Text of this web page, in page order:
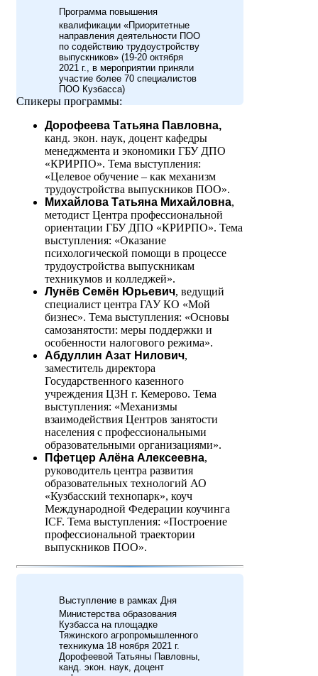
Программа повышения
квалификации «Приоритетные
направления деятельности ПОО
по содействию трудоустройству
выпускников» (19-20 октября
2021 г., в мероприятии приняли
участие более 70 специалистов
ПОО Кузбасса)
Спикеры программы:
Дорофеева Татьяна Павловна,
канд. экон. наук, доцент кафедры
менеджмента и экономики ГБУ ДПО
«КРИРПО». Тема выступления:
«Целевое обучение – как механизм
трудоустройства выпускников ПОО».
Михайлова Татьяна Михайловна,
методист Центра профессиональной
ориентации ГБУ ДПО «КРИРПО». Тема
выступления: «Оказание
психологической помощи в процессе
трудоустройства выпускникам
техникумов и колледжей».
Лунёв Семён Юрьевич, ведущий
специалист центра ГАУ КО «Мой
бизнес». Тема выступления: «Основы
самозанятости: меры поддержки и
особенности налогового режима».
Абдуллин Азат Нилович,
заместитель директора
Государственного казенного
учреждения ЦЗН г. Кемерово. Тема
выступления: «Механизмы
взаимодействия Центров занятости
населения с профессиональными
образовательными организациями».
Пфетцер Алёна Алексеевна,
руководитель центра развития
образовательных технологий АО
«Кузбасский технопарк», коуч
Международной Федерации коучинга
ICF. Тема выступления: «Построение
профессиональной траектории
выпускников ПОО».
Выступление в рамках Дня
Министерства образования
Кузбасса на площадке
Тяжинского агропромышленного
техникума 18 ноября 2021 г.
Дорофеевой Татьяны Павловны,
канд. экон. наук, доцент